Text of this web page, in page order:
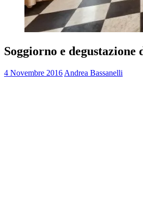
Soggiorno e
4 Novembre 2016 Andrea Bassanelli